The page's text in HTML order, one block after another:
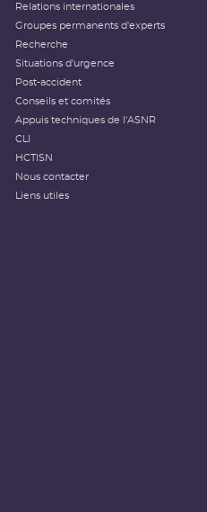
Relations internationales
Groupes permanents d'experts
Recherche
Situations d'urgence
Post-accident
Conseils et comités
Appuis techniques de l'ASNR
CLI
HCTISN
Nous contacter
Liens utiles